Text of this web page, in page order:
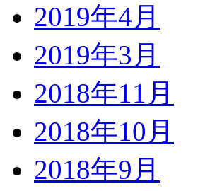
2019年4月
2019年3月
2018年11月
2018年10月
2018年9月